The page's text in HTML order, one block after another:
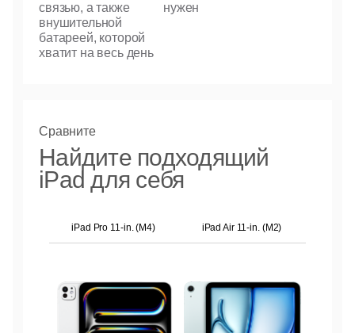
связью, а также
внушительной
батареей, которой
хватит на весь день
нужен
Сравните
Найдите подходящий
iPad для себя
iPad Pro 11-in. (M4) iPad Air 11-in. (M2)